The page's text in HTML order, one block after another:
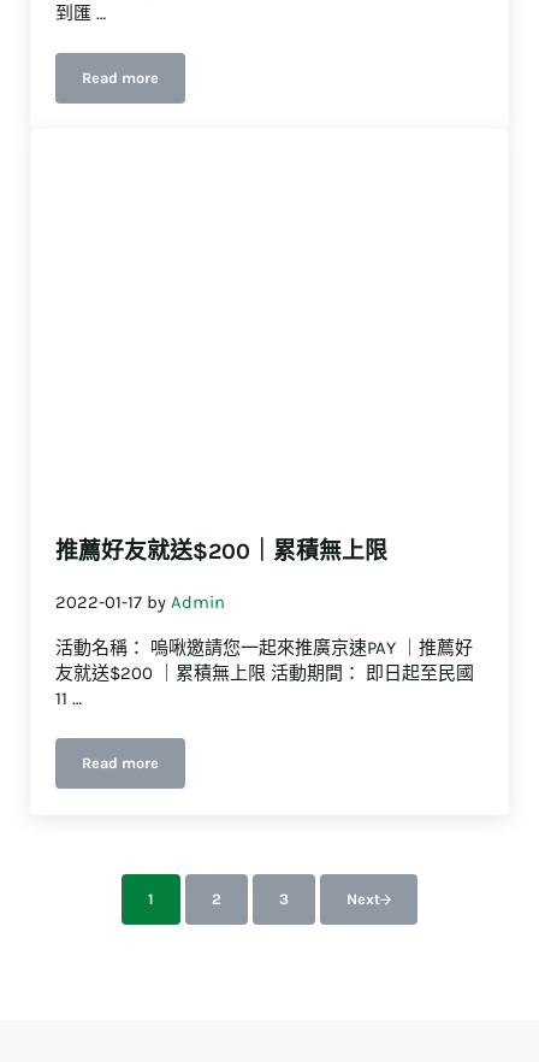
到匯 …
Read more嗚啾小學堂-匯款到中國透過銀行帳戶收款
推薦好友就送$200｜累積無上限
2022-01-17 byAdmin
活動名稱： 嗚啾邀請您一起來推廣京速PAY ｜推薦好
友就送$200 ｜累積無上限 活動期間： 即日起至民國
11 …
Read more推薦好友就送$200｜累積無上限
前往指定頁數
1 前往指定頁數
2 前往指定頁數
3 Next